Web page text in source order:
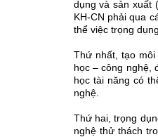
dụng và sản xuất
KH-CN phải qua
thể việc trọng
Thứ nhất, tạo
học – công nghệ,
học tài năng có
nghệ.
Thứ hai, trọng
nghệ thử thách